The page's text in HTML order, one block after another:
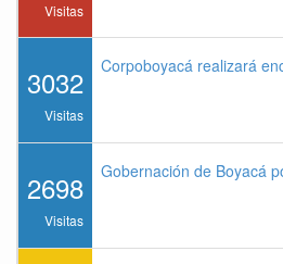
Visitas
3032
Visitas
Corpoboyacá realizará
2698
Visitas
Gobernación de Boyacá